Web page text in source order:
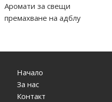
Аромати за свещи
премахване на адблу
Начало
За нас
Контакт